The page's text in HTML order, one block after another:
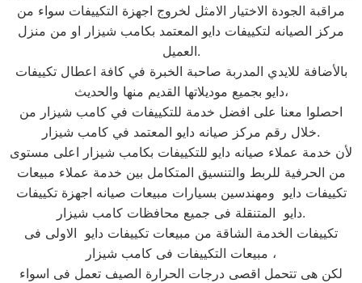
مراقبة الجودة الاختيار الامثل لخروج اجهزة التكييفات سواء من
مركز الصيانه لتكييفات دايو المعتمد بكامب شيزار او من منزل
العميل.
بالأضافة للايدي المدربة صاحبة الخبرة في كافة اعطال تكييفات
دايو بجميع موديلاتها القديم منها والحديث،
احصلوا معنا على افضل خدمة للتكييفات في كامب شيزار من
خلال رقم مركز صيانه دايو المعتمد في كامب شيزار.
لأن خدمة عملاء صيانه دايو للتكييفات بكامب شيزار اعلى مستوى
من الحرفية للربط والتنسيق المتكامل بين خدمة عملاء مبيعات
تكييفات دايو ومهندسين بسيارات مبيعات صيانه اجهزة تكييفات
دايو المتنقلة فى جميع محافظات كامب شيزار.
تكييفات الخدمة الشاقة من مبيعات تكييفات دايو الاولى فى
مبيعات التكييفات فى كامب شيزار ،
لكن هى تتحمل اقصى درجات الحرارة الصيف تعمل فى اسواء